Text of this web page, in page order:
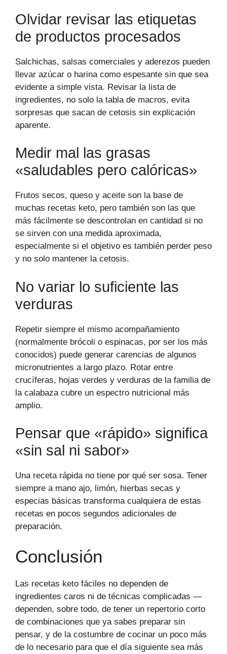
Olvidar revisar las etiquetas
de productos procesados
Salchichas, salsas comerciales y aderezos pueden
llevar azúcar o harina como espesante sin que sea
evidente a simple vista. Revisar la lista de
ingredientes, no solo la tabla de macros, evita
sorpresas que sacan de cetosis sin explicación
aparente.
Medir mal las grasas
«saludables pero calóricas»
Frutos secos, queso y aceite son la base de
muchas recetas keto, pero también son las que
más fácilmente se descontrolan en cantidad si no
se sirven con una medida aproximada,
especialmente si el objetivo es también perder peso
y no solo mantener la cetosis.
No variar lo suficiente las
verduras
Repetir siempre el mismo acompañamiento
(normalmente brócoli o espinacas, por ser los más
conocidos) puede generar carencias de algunos
micronutrientes a largo plazo. Rotar entre
crucíferas, hojas verdes y verduras de la familia de
la calabaza cubre un espectro nutricional más
amplio.
Pensar que «rápido» significa
«sin sal ni sabor»
Una receta rápida no tiene por qué ser sosa. Tener
siempre a mano ajo, limón, hierbas secas y
especias básicas transforma cualquiera de estas
recetas en pocos segundos adicionales de
preparación.
Conclusión
Las recetas keto fáciles no dependen de
ingredientes caros ni de técnicas complicadas —
dependen, sobre todo, de tener un repertorio corto
de combinaciones que ya sabes preparar sin
pensar, y de la costumbre de cocinar un poco más
de lo necesario para que el día siguiente sea más